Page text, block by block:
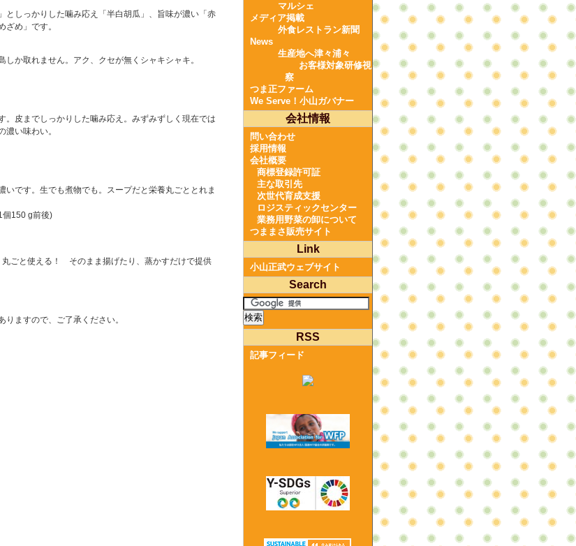
としっかりした噛み応え「半白胡瓜」、旨味が濃い「赤
ざめ」です。
か取れません。アク、クセが無くシャキシャキ。
皮までしっかりした噛み応え。みずみずしく現在では
濃い味わい。
いです。生でも煮物でも。スープだと栄養丸ごととれま
個150 g前後)
ごと使える！ そのまま揚げたり、蒸かすだけで提供
りますので、ご了承ください。
マルシェ
メディア掲載
外食レストラン新聞
News
生産地へ津々浦々
お客様対象研修視
察
つま正ファーム
We Serve！小山ガバナー
会社情報
問い合わせ
採用情報
会社概要
商標登録許可証
主な取引先
次世代育成支援
ロジスティックセンター
業務用野菜の卸について
つままさ販売サイト
Link
小山正武ウェブサイト
Search
RSS
記事フィード